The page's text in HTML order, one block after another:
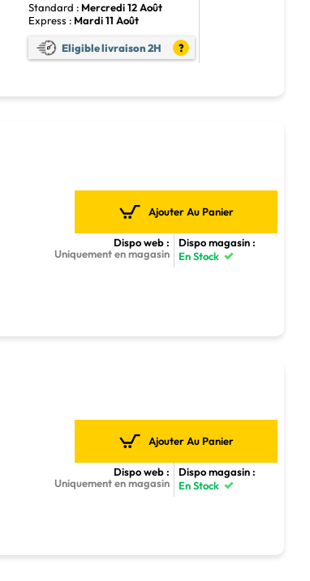
Standard : Mercredi 12 Août
Express : Mardi 11 Août
Eligible livraison 2H ?
Ajouter Au Panier
Dispo web :
Uniquement en magasin
Dispo magasin :
En Stock
Ajouter Au Panier
Dispo web :
Uniquement en magasin
Dispo magasin :
En Stock